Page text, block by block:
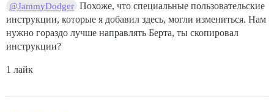
@JammyDodger Похоже, что специальные пользовательские
инструкции, которые я добавил здесь, могли измениться. Нам
нужно гораздо лучше направлять Берта, ты скопировал
инструкции?
1 лайк